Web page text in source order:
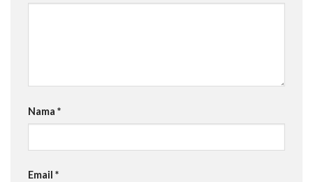
Nama *
Email *